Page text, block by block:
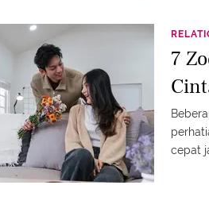
7
cepat